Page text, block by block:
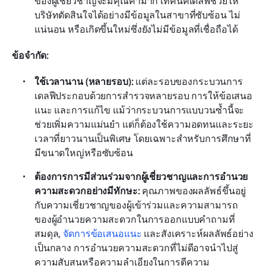
บริษัทตัดสินใจได้อย่างมีข้อมูลในสาขาที่ซับซ้อน ไม่
แน่นอน หรือเกิดขึ้นใหม่ซึ่งยังไม่มีข้อมูลที่เชื่อถือได้
ข้อจำกัด:
ใช้เวลานาน (หลายรอบ): แต่ละรอบของกระบวนการ
เดลฟีประกอบด้วยการสำรวจหลายรอบ การให้ข้อเสนอ
แนะ และการแก้ไข แม้ว่ากระบวนการแบบวนซ้ำนี้จะ
ช่วยเพิ่มความแม่นยำ แต่ก็ต้องใช้ความอดทนและระยะ
เวลาที่ยาวนานเป็นพิเศษ โดยเฉพาะสำหรับการศึกษาที่
มีขนาดใหญ่หรือซับซ้อน
ต้องการการมีส่วนร่วมจากผู้เชี่ยวชาญและการอำนวย
ความสะดวกอย่างมีทักษะ: คุณภาพของผลลัพธ์ขึ้นอยู่
กับความเชี่ยวชาญของผู้เข้าร่วมและความสามารถ
ของผู้อำนวยความสะดวกในการออกแบบคำถามที่
สมดุล, จัดการข้อเสนอแนะ และสังเคราะห์ผลลัพธ์อย่าง
เป็นกลาง การอำนวยความสะดวกที่ไม่ดีอาจนำไปสู่
ความสับสนหรือความลำเอียงในการตีความ